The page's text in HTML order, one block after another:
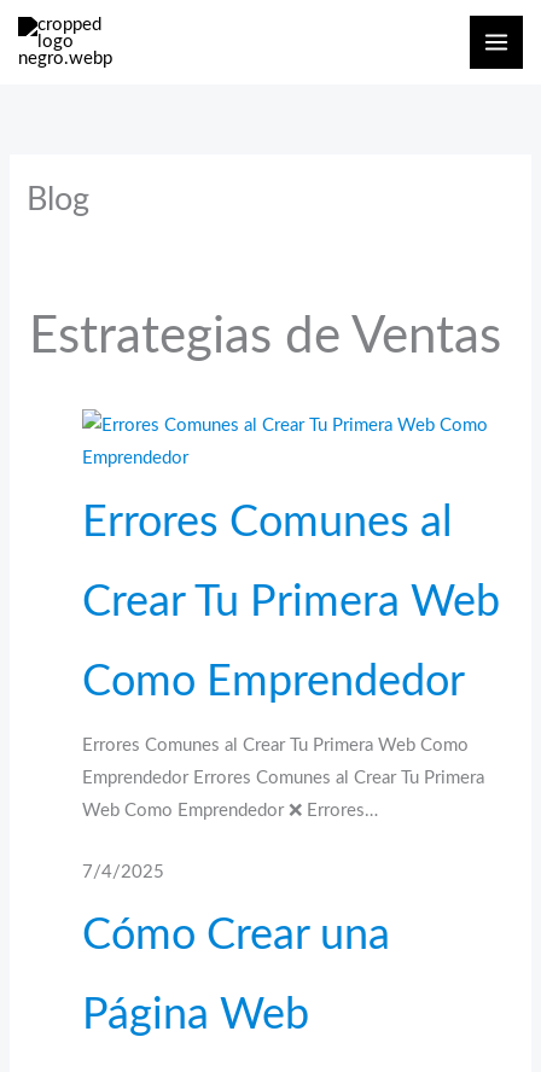
Blog
Estrategias de Ventas
Errores Comunes al
Crear Tu Primera Web
Como Emprendedor
Errores Comunes al Crear Tu Primera Web Como
Emprendedor Errores Comunes al Crear Tu Primera
Web Como Emprendedor ❌ Errores…
7/4/2025
Cómo Crear una
Página Web